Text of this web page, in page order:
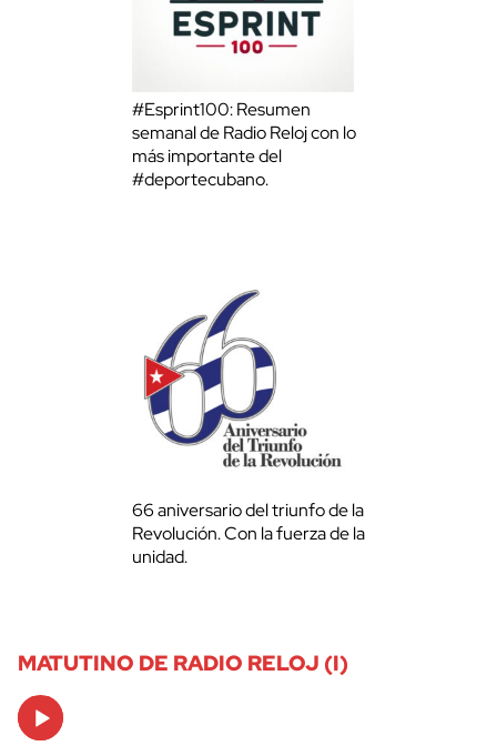
#Esprint100: Resumen
semanal de Radio Reloj con lo
más importante del
#deportecubano.
66 aniversario del triunfo de la
Revolución. Con la fuerza de la
unidad.
MATUTINO DE RADIO RELOJ (I)
Audio
Player